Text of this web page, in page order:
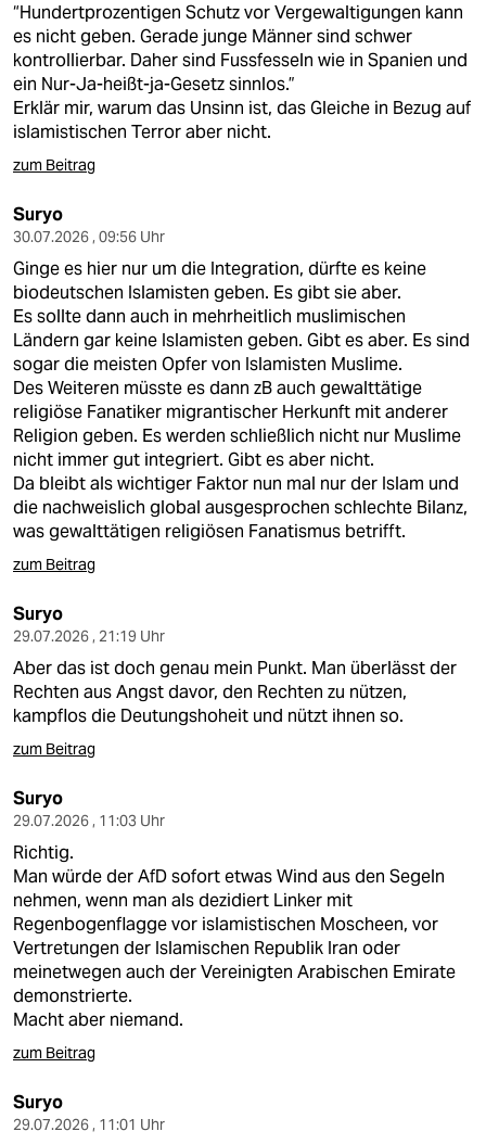
“Hundertprozentigen Schutz vor Vergewaltigungen kann
es nicht geben. Gerade junge Männer sind schwer
kontrollierbar. Daher sind Fussfesseln wie in Spanien und
ein Nur-Ja-heißt-ja-Gesetz sinnlos.”
Erklär mir, warum das Unsinn ist, das Gleiche in Bezug auf
islamistischen Terror aber nicht.
zum Beitrag
Suryo
30.07.2026 , 09:56 Uhr
Ginge es hier nur um die Integration, dürfte es keine
biodeutschen Islamisten geben. Es gibt sie aber.
Es sollte dann auch in mehrheitlich muslimischen
Ländern gar keine Islamisten geben. Gibt es aber. Es sind
sogar die meisten Opfer von Islamisten Muslime.
Des Weiteren müsste es dann zB auch gewalttätige
religiöse Fanatiker migrantischer Herkunft mit anderer
Religion geben. Es werden schließlich nicht nur Muslime
nicht immer gut integriert. Gibt es aber nicht.
Da bleibt als wichtiger Faktor nun mal nur der Islam und
die nachweislich global ausgesprochen schlechte Bilanz,
was gewalttätigen religiösen Fanatismus betrifft.
zum Beitrag
Suryo
29.07.2026 , 21:19 Uhr
Aber das ist doch genau mein Punkt. Man überlässt der
Rechten aus Angst davor, den Rechten zu nützen,
kampflos die Deutungshoheit und nützt ihnen so.
zum Beitrag
Suryo
29.07.2026 , 11:03 Uhr
Richtig.
Man würde der AfD sofort etwas Wind aus den Segeln
nehmen, wenn man als dezidiert Linker mit
Regenbogenflagge vor islamistischen Moscheen, vor
Vertretungen der Islamischen Republik Iran oder
meinetwegen auch der Vereinigten Arabischen Emirate
demonstrierte.
Macht aber niemand.
zum Beitrag
Suryo
29.07.2026 , 11:01 Uhr